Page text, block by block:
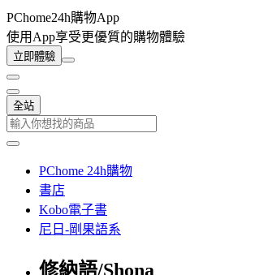
PChome24h購物App
使用App享受更優質的購物體驗
立即體驗
全站
PChome 24h購物
書店
Kobo電子書
尼日-剛果語系
修納語/Shona